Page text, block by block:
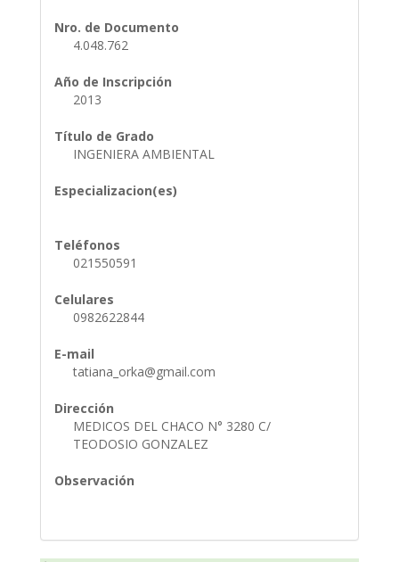
Nro. de Documento
4.048.762
Año de Inscripción
2013
Título de Grado
INGENIERA AMBIENTAL
Especializacion(es)
Teléfonos
021550591
Celulares
0982622844
E-mail
tatiana_orka@gmail.com
Dirección
MEDICOS DEL CHACO N° 3280 C/
TEODOSIO GONZALEZ
Observación